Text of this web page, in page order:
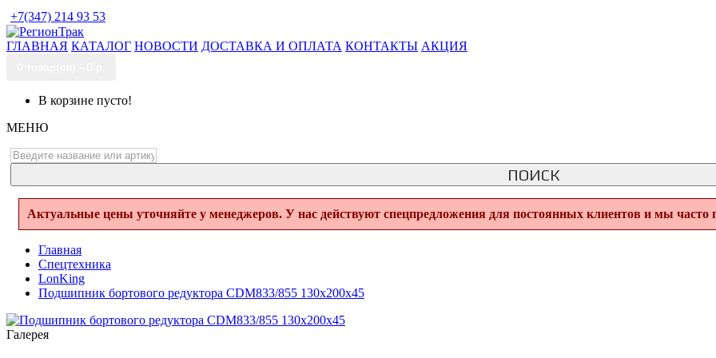
+7(347) 214 93 53
ГЛАВНАЯ КАТАЛОГ НОВОСТИ ДОСТАВКА И ОПЛАТА КОНТАКТЫ АКЦИЯ
В корзине пусто!
МЕНЮ
ПОИСК
Актуальные цены уточняйте у менеджеров. У нас действуют спецпредложения для постоянных клиентов и мы часто
Главная
Спецтехника
LonKing
Подшипник бортового редуктора CDM833/855 130х200х45
Галерея